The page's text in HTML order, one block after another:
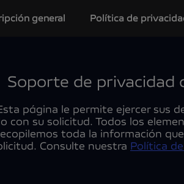
general Política de
Soporte de privacidad
página le permite ejercer sus
su solicitud. Todos los
toda la información
Consulte nuestra
Política